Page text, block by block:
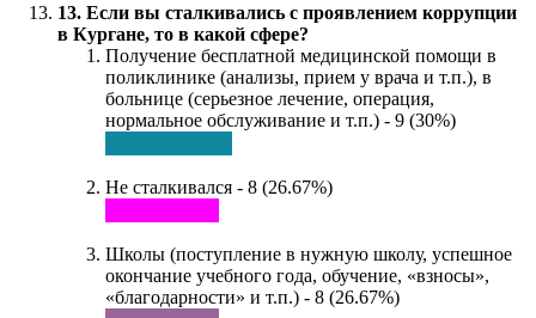
13. Если вы сталкивались с проявлением коррупции
в Кургане, то в какой сфере?
Получение бесплатной медицинской помощи в
поликлинике (анализы, прием у врача и т.п.), в
больнице (серьезное лечение, операция,
нормальное обслуживание и т.п.) - 9 (30%)
Не сталкивался - 8 (26.67%)
Школы (поступление в нужную школу, успешное
окончание учебного года, обучение, «взносы»,
«благодарности» и т.п.) - 8 (26.67%)